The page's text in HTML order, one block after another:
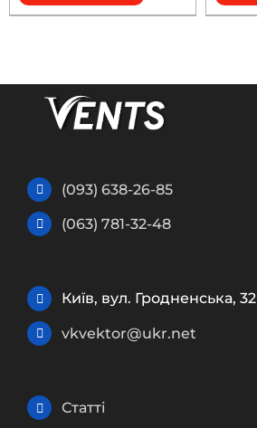
(093) 638-26-85
(063) 781-32-48
Київ, вул. Гродненська, 32
vkvektor@ukr.net
Статті